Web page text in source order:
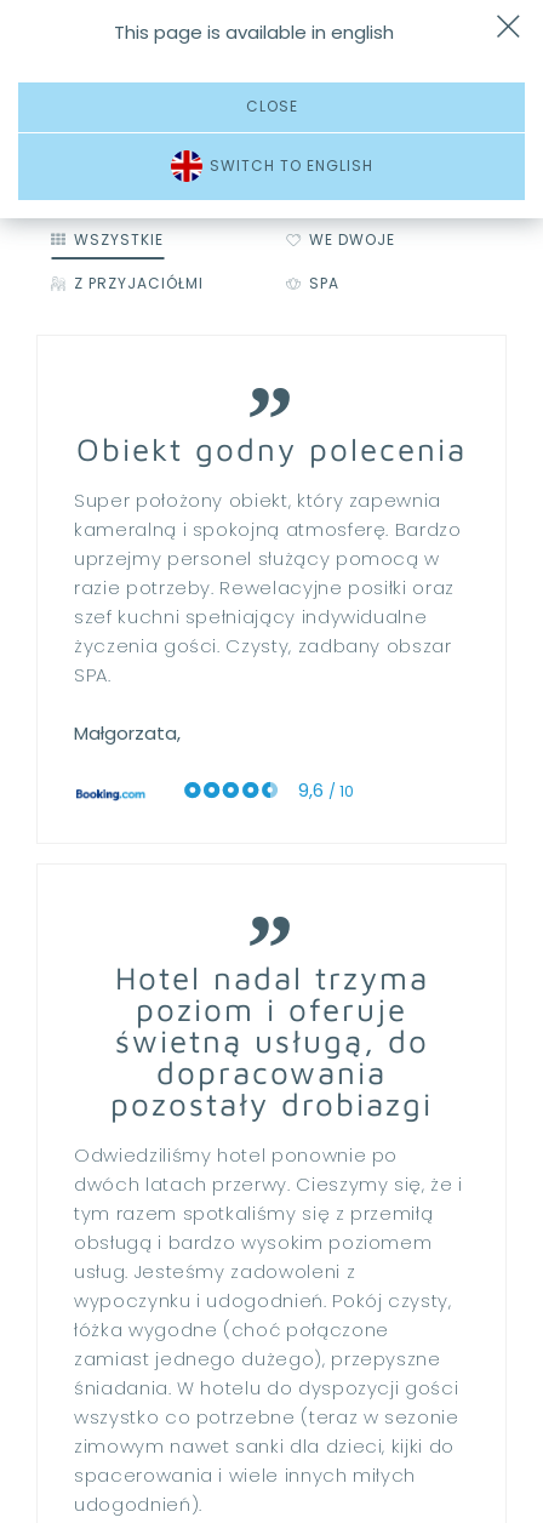
WSZYSTKIE WE DWOJE
Z PRZYJACIÓŁMI SPA
Obiekt godny polecenia
Super położony obiekt, który zapewnia
kameralną i spokojną atmosferę. Bardzo
uprzejmy personel służący pomocą w
razie potrzeby. Rewelacyjne posiłki oraz
szef kuchni spełniający indywidualne
życzenia gości. Czysty, zadbany obszar
SPA.
Małgorzata,
9,6 / 10
Hotel nadal trzyma
poziom i oferuje
świetną usługą, do
dopracowania
pozostały drobiazgi
Odwiedziliśmy hotel ponownie po
dwóch latach przerwy. Cieszymy się, że i
tym razem spotkaliśmy się z przemiłą
obsługą i bardzo wysokim poziomem
usług. Jesteśmy zadowoleni z
wypoczynku i udogodnień. Pokój czysty,
łóżka wygodne (choć połączone
zamiast jednego dużego), przepyszne
śniadania. W hotelu do dyspozycji gości
wszystko co potrzebne (teraz w sezonie
zimowym nawet sanki dla dzieci, kijki do
spacerowania i wiele innych miłych
udogodnień).
This page is available in english
CLOSE
SWITCH TO ENGLISH